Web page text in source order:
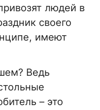
людей в
своего
имеют
Ведь
– это